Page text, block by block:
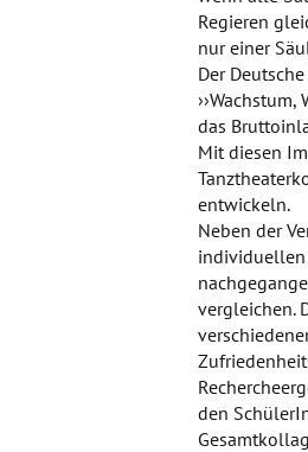
Regieren
nur einer
Der
das
Mit diesen
entwickeln.
Neben der
individuellen
vergleichen.
den